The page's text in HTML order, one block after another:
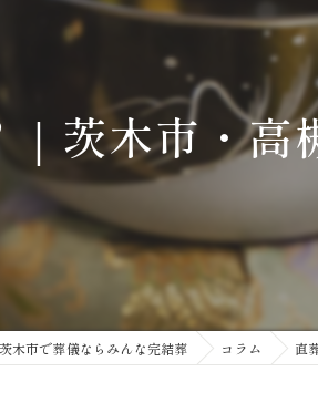
施設
火葬
茨木市・高
木市で葬儀ならみんな完結葬 コラム 直